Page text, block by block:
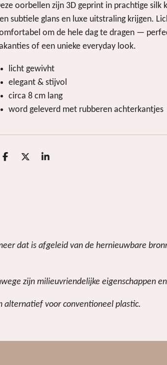
oorbellen zijn 3D geprint in prachtige silk
subtiele glans en luxe uitstraling krijgen.
om de hele dag te dragen —
of een unieke everyday look.
licht gewivht
elegant & stijvol
circa 8 cm lang
word geleverd met rubberen achterkantjes
D
D
S
dat is afgeleid van de hernieuwbare
zijn milieuvriendelijke eigenschappen
alternatief voor conventioneel plastic.